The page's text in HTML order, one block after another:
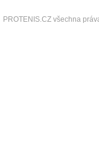
PROTENIS.CZ všechna